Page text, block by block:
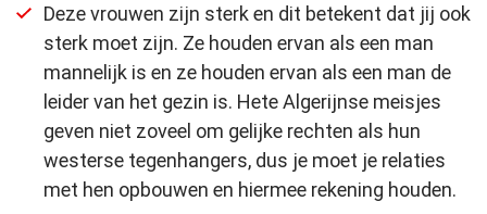
Deze vrouwen zijn sterk en dit betekent dat jij ook
sterk moet zijn. Ze houden ervan als een man
mannelijk is en ze houden ervan als een man de
leider van het gezin is. Hete Algerijnse meisjes
geven niet zoveel om gelijke rechten als hun
westerse tegenhangers, dus je moet je relaties
met hen opbouwen en hiermee rekening houden.